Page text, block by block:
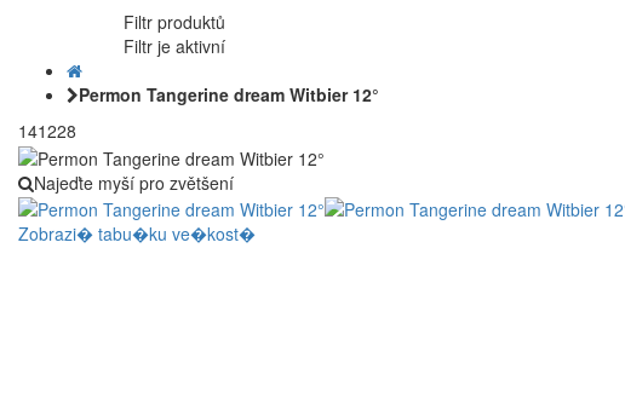
Filtr produktů
Filtr je aktivní
Permon Tangerine dream Witbier 12°
141228
Najeďte myší pro zvětšení
Zobrazi� tabu�ku ve�kost�